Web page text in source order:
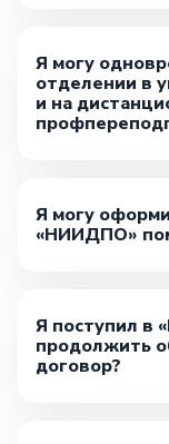
Я могу
отделении в
и на
Я могу
«НИИДПО»
Я поступил в
продолжить
договор?